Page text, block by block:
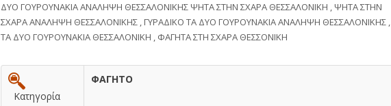
ΔΥΟ ΓΟΥΡΟΥΝΑΚΙΑ ΑΝΑΛΗΨΗ ΘΕΣΣΑΛΟΝΙΚΗΣ ΨΗΤΑ ΣΤΗΝ ΣΧΑΡΑ ΘΕΣΣΑΛΟΝΙΚΗ , ΨΗΤΑ ΣΤΗΝ
ΣΧΑΡΑ ΑΝΑΛΗΨΗ ΘΕΣΣΑΛΟΝΙΚΗΣ , ΓΥΡΑΔΙΚΟ ΤΑ ΔΥΟ ΓΟΥΡΟΥΝΑΚΙΑ ΑΝΑΛΗΨΗ ΘΕΣΣΑΛΟΝΙΚΗΣ ,
ΤΑ ΔΥΟ ΓΟΥΡΟΥΝΑΚΙΑ ΘΕΣΣΑΛΟΝΙΚΗ , ΦΑΓΗΤΑ ΣΤΗ ΣΧΑΡΑ ΘΕΣΣΟΝΙΚΗ
Κατηγορία
ΦΑΓΗΤΟ